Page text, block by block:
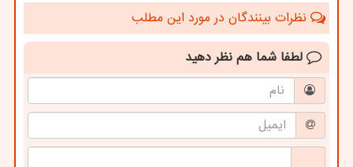
نظرات بینندگان در مورد این مطلب
لطفا شما هم نظر دهید